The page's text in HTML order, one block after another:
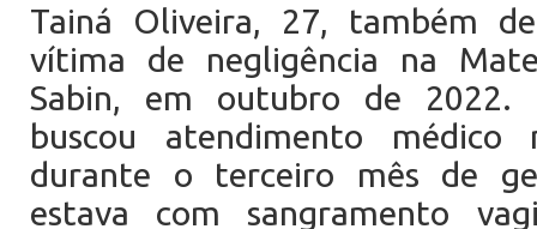
Tainá Oliveira, 27, também
vítima de negligência na
Sabin, em outubro de 2022.
buscou atendimento médico
durante o terceiro mês de
estava com sangramento